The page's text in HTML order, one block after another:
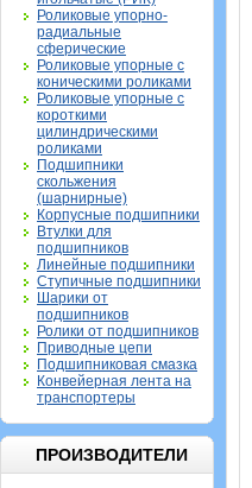
Роликовые упорно-
радиальные
сферические
Роликовые упорные с
коническими роликами
Роликовые упорные с
короткими
цилиндрическими
роликами
Подшипники
скольжения
(шарнирные)
Корпусные подшипники
Втулки для
подшипников
Линейные подшипники
Ступичные подшипники
Шарики от
подшипников
Ролики от подшипников
Приводные цепи
Подшипниковая смазка
Конвейерная лента на
транспортеры
ПРОИЗВОДИТЕЛИ